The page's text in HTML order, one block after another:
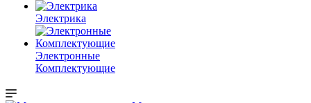
Электрика
Электронные
Комплектующие